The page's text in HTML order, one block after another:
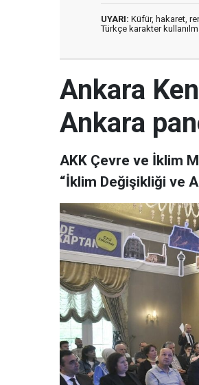
UYARI: Küfür, hakaret,
Türkçe karakter
Ankara
Ankara
AKK Çevre ve İklim
“İklim Değişikliği ve